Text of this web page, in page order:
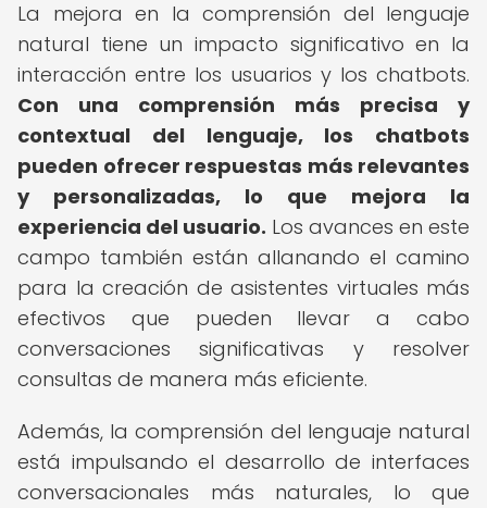
La mejora en la comprensión del lenguaje
natural tiene un impacto significativo en la
interacción entre los usuarios y los chatbots.
Con una comprensión más precisa y
contextual del lenguaje, los chatbots
pueden ofrecer respuestas más relevantes
y personalizadas, lo que mejora la
experiencia del usuario. Los avances en este
campo también están allanando el camino
para la creación de asistentes virtuales más
efectivos que pueden llevar a cabo
conversaciones significativas y resolver
consultas de manera más eficiente.
Además, la comprensión del lenguaje natural
está impulsando el desarrollo de interfaces
conversacionales más naturales, lo que